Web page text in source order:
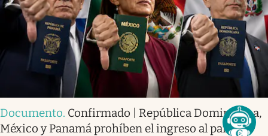
Documento. Confirmado | República Dominicana,
México y Panamá prohíben el ingreso al país a